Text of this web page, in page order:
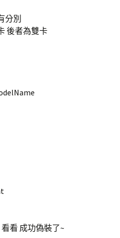
分別
後者為雙卡
看 成功偽裝了~